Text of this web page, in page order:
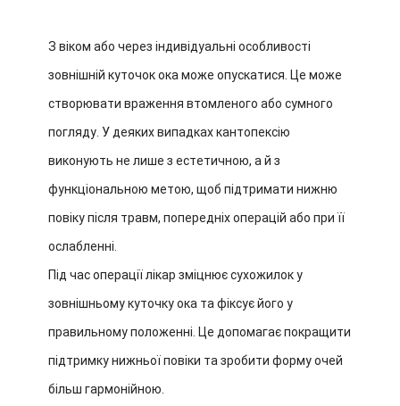
З віком або через індивідуальні особливості
зовнішній куточок ока може опускатися. Це може
створювати враження втомленого або сумного
погляду. У деяких випадках кантопексію
виконують не лише з естетичною, а й з
функціональною метою, щоб підтримати нижню
повіку після травм, попередніх операцій або при її
ослабленні.
Під час операції лікар зміцнює сухожилок у
зовнішньому куточку ока та фіксує його у
правильному положенні. Це допомагає покращити
підтримку нижньої повіки та зробити форму очей
більш гармонійною.